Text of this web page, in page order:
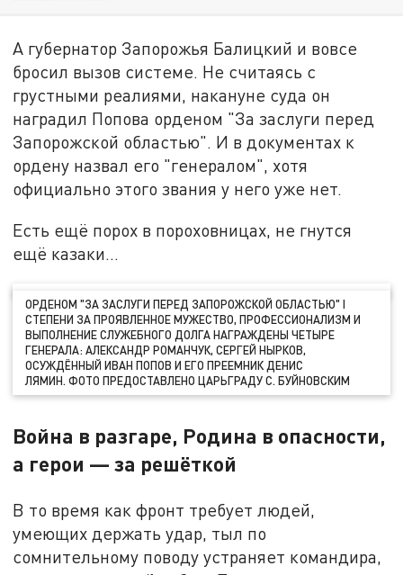
А губернатор Запорожья Балицкий и вовсе
бросил вызов системе. Не считаясь с
грустными реалиями, накануне суда он
наградил Попова орденом "За заслуги перед
Запорожской областью". И в документах к
ордену назвал его "генералом", хотя
официально этого звания у него уже нет.
Есть ещё порох в пороховницах, не гнутся
ещё казаки…
ОРДЕНОМ "ЗА ЗАСЛУГИ ПЕРЕД ЗАПОРОЖСКОЙ ОБЛАСТЬЮ" І
СТЕПЕНИ ЗА ПРОЯВЛЕННОЕ МУЖЕСТВО, ПРОФЕССИОНАЛИЗМ И
ВЫПОЛНЕНИЕ СЛУЖЕБНОГО ДОЛГА НАГРАЖДЕНЫ ЧЕТЫРЕ
ГЕНЕРАЛА: АЛЕКСАНДР РОМАНЧУК, СЕРГЕЙ НЫРКОВ,
ОСУЖДЁННЫЙ ИВАН ПОПОВ И ЕГО ПРЕЕМНИК ДЕНИС
ЛЯМИН. ФОТО ПРЕДОСТАВЛЕНО ЦАРЬГРАДУ С. БУЙНОВСКИМ
Война в разгаре, Родина в опасности,
а герои — за решёткой
В то время как фронт требует людей,
умеющих держать удар, тыл по
сомнительному поводу устраняет командира,